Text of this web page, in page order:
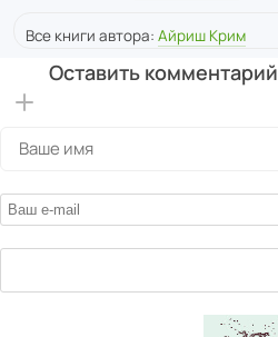
Все книги автора: Айриш Крим
Оставить комментарий